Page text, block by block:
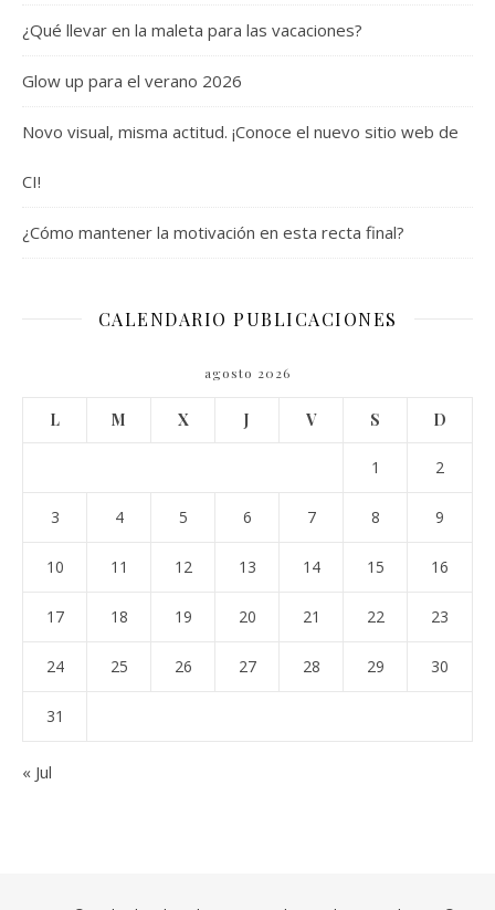
¿Qué llevar en la maleta para las vacaciones?
Glow up para el verano 2026
Novo visual, misma actitud. ¡Conoce el nuevo sitio web de
CI!
¿Cómo mantener la motivación en esta recta final?
CALENDARIO PUBLICACIONES
agosto 2026
L M X J V S D
1 2
3 4 5 6 7 8 9
10 11 12 13 14 15 16
17 18 19 20 21 22 23
24 25 26 27 28 29 30
31
« Jul